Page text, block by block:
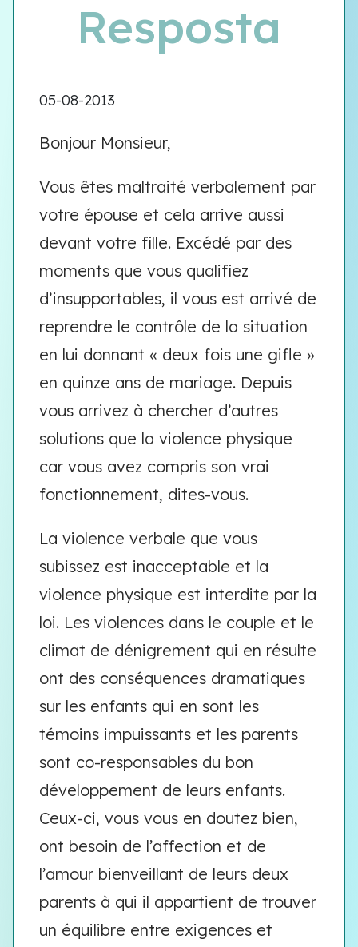
Resposta
05-08-2013
Bonjour Monsieur,
Vous êtes maltraité verbalement par
votre épouse et cela arrive aussi
devant votre fille. Excédé par des
moments que vous qualifiez
d’insupportables, il vous est arrivé de
reprendre le contrôle de la situation
en lui donnant « deux fois une gifle »
en quinze ans de mariage. Depuis
vous arrivez à chercher d’autres
solutions que la violence physique
car vous avez compris son vrai
fonctionnement, dites-vous.
La violence verbale que vous
subissez est inacceptable et la
violence physique est interdite par la
loi. Les violences dans le couple et le
climat de dénigrement qui en résulte
ont des conséquences dramatiques
sur les enfants qui en sont les
témoins impuissants et les parents
sont co-responsables du bon
développement de leurs enfants.
Ceux-ci, vous vous en doutez bien,
ont besoin de l’affection et de
l’amour bienveillant de leurs deux
parents à qui il appartient de trouver
un équilibre entre exigences et